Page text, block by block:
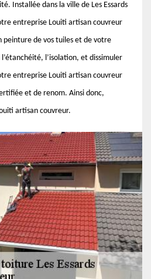
Installée dans la ville de Les Essards
entreprise Louiti artisan couvreur
peinture de vos tuiles et de votre
l’isolation, et dissimuler
entreprise Louiti artisan couvreur
et de renom. Ainsi donc,
artisan couvreur.